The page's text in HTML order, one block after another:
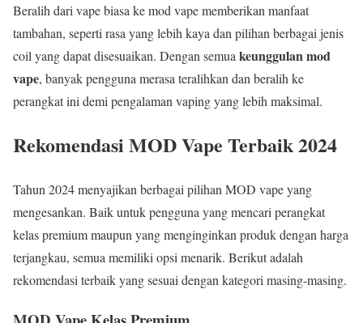
Beralih dari vape biasa ke mod vape memberikan manfaat
tambahan, seperti rasa yang lebih kaya dan pilihan berbagai jenis
coil yang dapat disesuaikan. Dengan semua keunggulan mod
vape, banyak pengguna merasa teralihkan dan beralih ke
perangkat ini demi pengalaman vaping yang lebih maksimal.
Rekomendasi MOD Vape Terbaik 2024
Tahun 2024 menyajikan berbagai pilihan MOD vape yang
mengesankan. Baik untuk pengguna yang mencari perangkat
kelas premium maupun yang menginginkan produk dengan harga
terjangkau, semua memiliki opsi menarik. Berikut adalah
rekomendasi terbaik yang sesuai dengan kategori masing-masing.